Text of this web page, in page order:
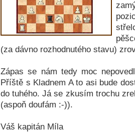
(za dávno rozhodnutého stavu)
Zápas se nám tedy moc
Příště s Kladnem A to asi bude
do tuhého. Já se zkusím trochu
(aspoň doufám :-)).
Váš kapitán Míla